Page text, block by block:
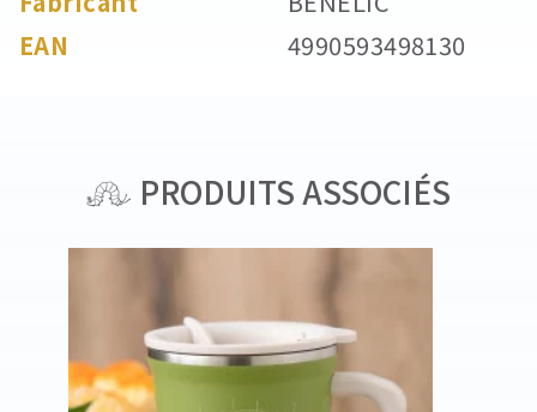
EAN
4990593498130
PRODUITS ASSOCIÉS